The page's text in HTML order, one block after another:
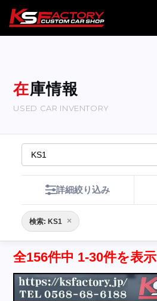
サービス
会社案内
コラム
在庫情報
USED CAR INVENTORY
詳細絞り込み
検索: KS1 ×
全156件中 1-30件を表示